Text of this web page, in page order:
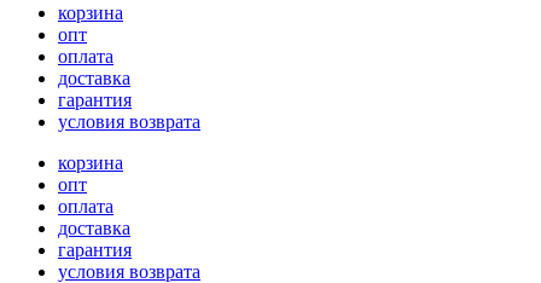
корзина
опт
оплата
доставка
гарантия
условия возврата
корзина
опт
оплата
доставка
гарантия
условия возврата